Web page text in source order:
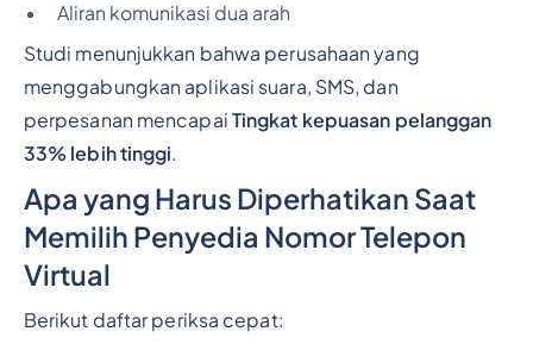
Aliran komunikasi dua arah
Studi menunjukkan bahwa perusahaan yang
menggabungkan aplikasi suara, SMS, dan
perpesanan mencapai Tingkat kepuasan pelanggan
33% lebih tinggi.
Apa yang Harus Diperhatikan Saat
Memilih Penyedia Nomor Telepon
Virtual
Berikut daftar periksa cepat: